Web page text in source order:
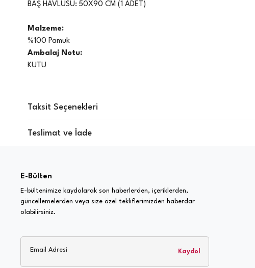
BAŞ HAVLUSU: 50X90 CM (1 ADET)
Malzeme:
%100 Pamuk
Ambalaj Notu:
KUTU
40 °C de yıkama yapınız
Düşük sıcaklıkta ütüleme yapılabilir
Taksit Seçenekleri
Teslimat ve İade
E-Bülten
E-bültenimize kaydolarak son haberlerden, içeriklerden,
güncellemelerden veya size özel tekliflerimizden haberdar
olabilirsiniz.
Email Adresi Kaydol